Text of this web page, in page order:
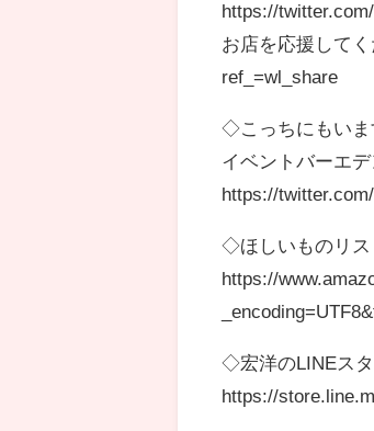
https://
お店を応援して
ref_=wl_share
◇こっちにもいま
イベントバーエ
https://
◇ほしいものリス
https://
◇宏洋のLINEスタ
https://